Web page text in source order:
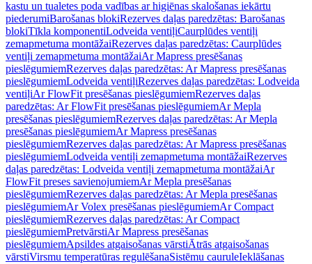
kastu un tualetes poda vadības ar higiēnas skalošanas iekārtu
piederumiBarošanas blokiRezerves daļas paredzētas: Barošanas
blokiTīkla komponentiLodveida ventiļiCaurplūdes ventiļi
zemapmetuma montāžaiRezerves daļas paredzētas: Caurplūdes
ventiļi zemapmetuma montāžaiAr Mapress presēšanas
pieslēgumiemRezerves daļas paredzētas: Ar Mapress presēšanas
pieslēgumiemLodveida ventiļiRezerves daļas paredzētas: Lodveida
ventiļiAr FlowFit presēšanas pieslēgumiemRezerves daļas
paredzētas: Ar FlowFit presēšanas pieslēgumiemAr Mepla
presēšanas pieslēgumiemRezerves daļas paredzētas: Ar Mepla
presēšanas pieslēgumiemAr Mapress presēšanas
pieslēgumiemRezerves daļas paredzētas: Ar Mapress presēšanas
pieslēgumiemLodveida ventiļi zemapmetuma montāžaiRezerves
daļas paredzētas: Lodveida ventiļi zemapmetuma montāžaiAr
FlowFit preses savienojumiemAr Mepla presēšanas
pieslēgumiemRezerves daļas paredzētas: Ar Mepla presēšanas
pieslēgumiemAr Volex presēšanas pieslēgumiemAr Compact
pieslēgumiemRezerves daļas paredzētas: Ar Compact
pieslēgumiemPretvārstiAr Mapress presēšanas
pieslēgumiemApsildes atgaisošanas vārstiĀtrās atgaisošanas
vārstiVirsmu temperatūras regulēšanaSistēmu cauruleIeklāšanas